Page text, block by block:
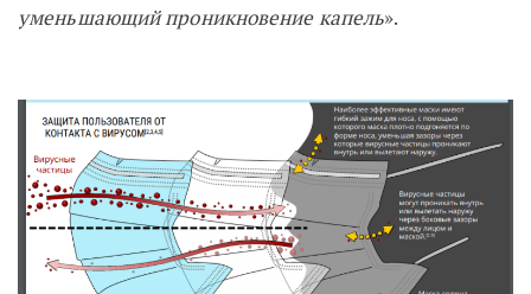
уменьшающий проникновение капель».